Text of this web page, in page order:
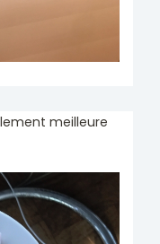
meilleure